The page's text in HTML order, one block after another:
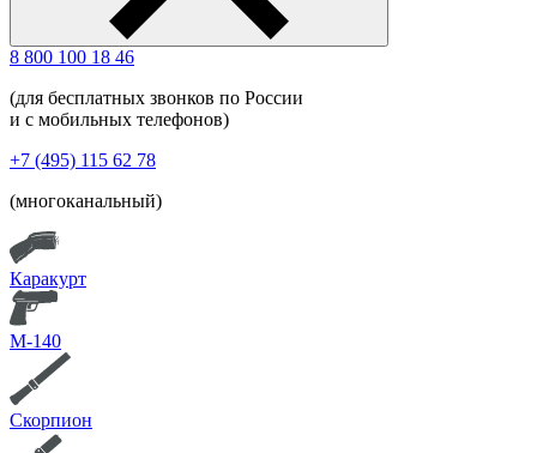
8 800 100 18 46
(для бесплатных звонков по России
и с мобильных телефонов)
+7 (495) 115 62 78
(многоканальный)
Каракурт
М-140
Скорпион